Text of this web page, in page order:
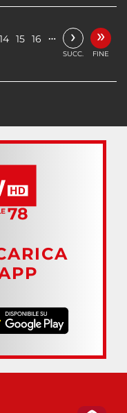
14 15 16 … ›
SUCC.
»
FINE